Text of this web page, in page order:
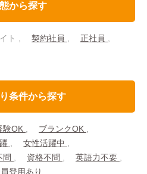
から探す
ト 契約社員
正社員
条件から探す
験OK
ブランクOK
女性活躍中
問 資格不問
英語力不要
登用あり